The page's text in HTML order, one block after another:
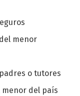
menor
o tutores
menor del país